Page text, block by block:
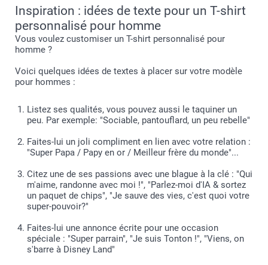
Inspiration : idées de texte pour un T-shirt
personnalisé pour homme
Vous voulez customiser un T-shirt personnalisé pour
homme ?
Voici quelques idées de textes à placer sur votre modèle
pour hommes :
Listez ses qualités, vous pouvez aussi le taquiner un
peu. Par exemple: "Sociable, pantouflard, un peu rebelle"
Faites-lui un joli compliment en lien avec votre relation :
"Super Papa / Papy en or / Meilleur frère du monde"...
Citez une de ses passions avec une blague à la clé : "Qui
m'aime, randonne avec moi !", "Parlez-moi d'IA & sortez
un paquet de chips", "Je sauve des vies, c'est quoi votre
super-pouvoir?"
Faites-lui une annonce écrite pour une occasion
spéciale : "Super parrain", "Je suis Tonton !", "Viens, on
s'barre à Disney Land"